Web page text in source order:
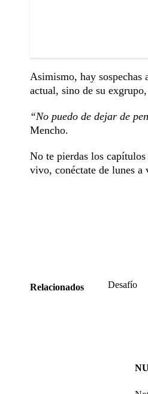
Asimismo, hay sospechas
actual, sino de su
“No puedo de dejar de
Mencho.
No te pierdas los
vivo, conéctate de lunes a
Relacionados Desafío